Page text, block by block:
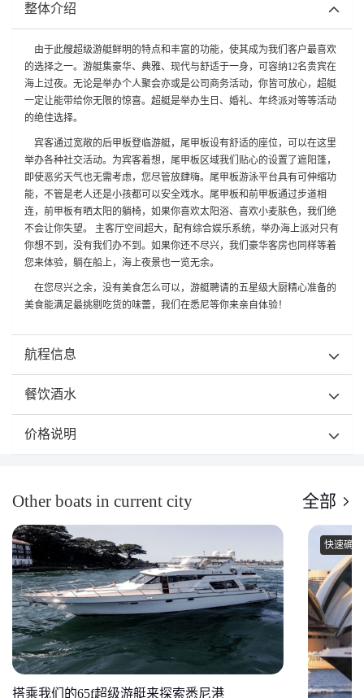
整体介绍
由于此艘超级游艇鲜明的特点和丰富的功能，使其成为我们客户最喜欢
的选择之一。游艇集豪华、典雅、现代与舒适于一身，可容纳12名贵宾在
海上过夜。无论是举办个人聚会亦或是公司商务活动，你皆可放心，超艇
一定让能带给你无限的惊喜。超艇是举办生日、婚礼、年终派对等等活动
的绝佳选择。
宾客通过宽敞的后甲板登临游艇，尾甲板设有舒适的座位，可以在这里
举办各种社交活动。为宾客着想，尾甲板区域我们贴心的设置了遮阳篷，
即使恶劣天气也无需考虑，您尽管放肆嗨。尾甲板游泳平台具有可伸缩功
能，不管是老人还是小孩都可以安全戏水。尾甲板和前甲板通过步道相
连，前甲板有晒太阳的躺椅，如果你喜欢太阳浴、喜欢小麦肤色，我们绝
不会让你失望。 主客厅空间超大，配有综合娱乐系统，举办海上派对只有
你想不到，没有我们办不到。如果你还不尽兴，我们豪华客房也同样等着
您来体验，躺在船上，海上夜景也一览无余。
在您尽兴之余，没有美食怎么可以，游艇聘请的五星级大厨精心准备的
美食能满足最挑剔吃货的味蕾，我们在悉尼等你来亲自体验！
航程信息
餐饮酒水
价格说明
Other boats in current city 全部
搭乘我们的65f超级游艇来探索悉尼港
快速确认